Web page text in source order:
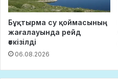
Бұқтырма су қоймасының
жағалауында рейд
өткізілді
06.08.2026